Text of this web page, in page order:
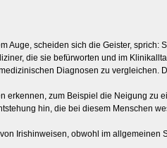
Auge, scheiden sich die Geister,
die sie befürworten und im
Diagnosen zu vergleichen.
erkennen, zum Beispiel die Neigung
hin, die bei diesem Menschen
Irishinweisen, obwohl im